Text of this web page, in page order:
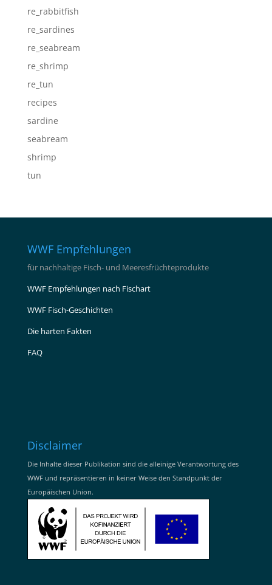
re_rabbitfish
re_sardines
re_seabream
re_shrimp
re_tun
recipes
sardine
seabream
shrimp
tun
WWF Empfehlungen
für nachhaltige Fisch- und Meeresfrüchteprodukte
WWF Empfehlungen nach Fischart
WWF Fisch-Geschichten
Die harten Fakten
FAQ
Disclaimer
Die Inhalte dieser Publikation sind die alleinige Verantwortung des
WWF und repräsentieren in keiner Weise den Standpunkt der
Europäischen Union.